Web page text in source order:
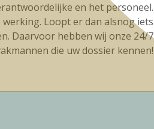
en het personeel.
werking. Loopt er dan alsnog iets
Daarvoor hebben wij onze 24/7
die uw dossier kennen!